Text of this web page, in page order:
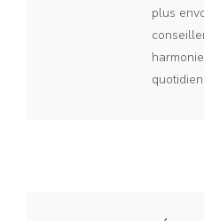
plus
quotidien.